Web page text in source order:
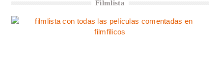
Filmlista